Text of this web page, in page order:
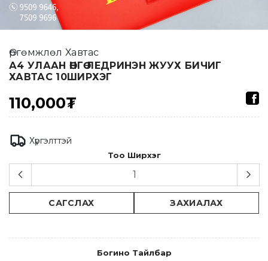
Өргөмжлөл Хавтас
А4 УЛААН ӨНГӨ ЛЕДРИНЭН ЖУУХ БИЧИГ
ХАВТАС 10ШИРХЭГ
110,000₮
Хүргэлттэй
Тоо Ширхэг
САГСЛАХ ЗАХИАЛАХ
Богино Тайлбар